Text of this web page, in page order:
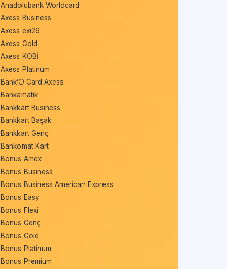
Anadolubank Worldcard
Axess Business
Axess exi26
Axess Gold
Axess KOBİ
Axess Platinum
Bank’O Card Axess
Bankamatik
Bankkart Business
Bankkart Başak
Bankkart Genç
Bankomat Kart
Bonus Amex
Bonus Business
Bonus Business American Express
Bonus Easy
Bonus Flexi
Bonus Genç
Bonus Gold
Bonus Platinum
Bonus Premium